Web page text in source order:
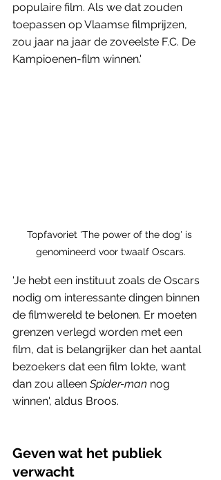
populaire film. Als we dat zouden
toepassen op Vlaamse filmprijzen,
zou jaar na jaar de zoveelste F.C. De
Kampioenen-film winnen.'
Topfavoriet 'The power of the dog' is
genomineerd voor twaalf Oscars.
'Je hebt een instituut zoals de Oscars
nodig om interessante dingen binnen
de filmwereld te belonen. Er moeten
grenzen verlegd worden met een
film, dat is belangrijker dan het aantal
bezoekers dat een film lokte, want
dan zou alleen Spider-man nog
winnen', aldus Broos.
Geven wat het publiek
verwacht